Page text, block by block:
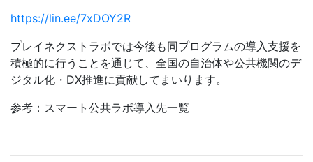
https://lin.ee/7xDOY2R
プレイネクストラボでは今後も同プログラムの導入支援を
積極的に行うことを通じて、全国の自治体や公共機関のデ
ジタル化・DX推進に貢献してまいります。
参考：スマート公共ラボ導入先一覧